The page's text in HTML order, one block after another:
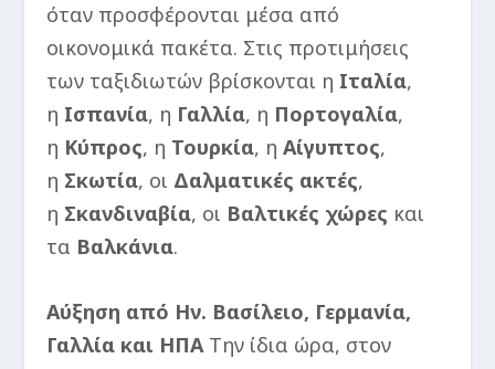
όταν προσφέρονται μέσα από
οικονομικά πακέτα. Στις προτιμήσεις
των ταξιδιωτών βρίσκονται η Ιταλία,
η Ισπανία, η Γαλλία, η Πορτογαλία,
η Κύπρος, η Τουρκία, ηΑίγυπτος,
η Σκωτία, οι Δαλματικές ακτές,
η Σκανδιναβία, οι Βαλτικές χώρες και
τα Βαλκάνια.
Αύξηση από Ην. Βασίλειο, Γερμανία,
Γαλλία και ΗΠΑΤην ίδια ώρα, στον